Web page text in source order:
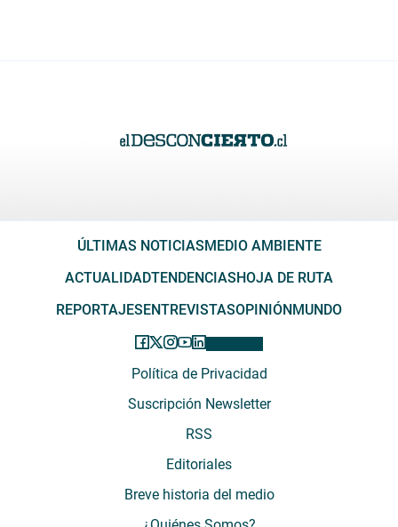
ÚLTIMAS NOTICIASMEDIO AMBIENTE
ACTUALIDADTENDENCIASHOJA DE RUTA
REPORTAJESENTREVISTASOPINIÓNMUNDO
Política de Privacidad
Suscripción Newsletter
RSS
Editoriales
Breve historia del medio